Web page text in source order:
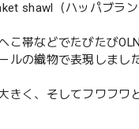
shawl（ハッパブラ
こ帯などでたびたび
ルの織物で表現しました
きく、そしてフワフワ